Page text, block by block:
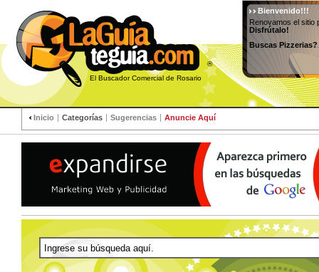
®
El Buscador Comercial de Rosario
Bienvenido!!!
Renovamos el sitio
Disfrútalo!
Buscas
Inicio Categorías Sugerencias Anuncie Aquí